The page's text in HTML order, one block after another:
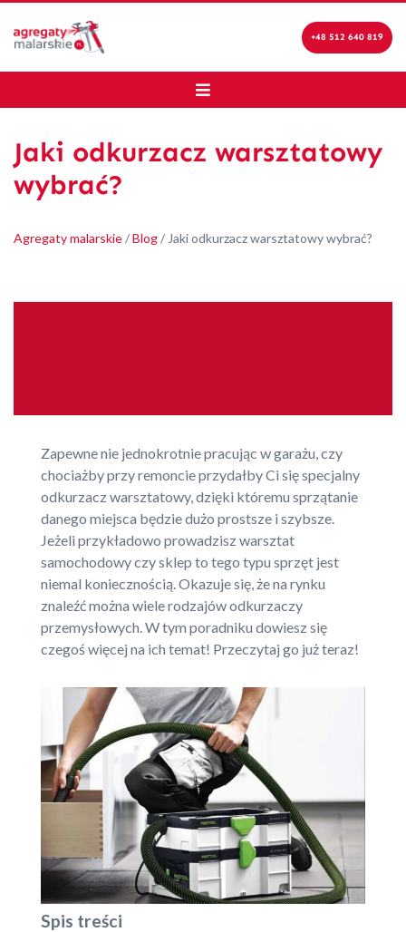
+48 512 640 819
Jaki odkurzacz warsztatowy
wybrać?
Agregaty malarskie/Blog/ Jaki odkurzacz warsztatowy wybrać?
Zapewne nie jednokrotnie pracując w garażu, czy
chociażby przy remoncie przydałby Ci się specjalny
odkurzacz warsztatowy, dzięki któremu sprzątanie
danego miejsca będzie dużo prostsze i szybsze.
Jeżeli przykładowo prowadzisz warsztat
samochodowy czy sklep to tego typu sprzęt jest
niemal koniecznością. Okazuje się, że na rynku
znaleźć można wiele rodzajów odkurzaczy
przemysłowych. W tym poradniku dowiesz się
czegoś więcej na ich temat! Przeczytaj go już teraz!
Spis treści